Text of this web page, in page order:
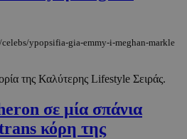
ypopsifia-gia-emmy-i-meghan-markle
της Καλύτερης Lifestyle Σειράς.
σε μία σπάνια
κόρη της
τη διαχείριση λογαριασμού.
να χρησιμοποιηθεί σωστά
απαραίτητα cookies.
Προμηθευτής/
www.must.com.cy